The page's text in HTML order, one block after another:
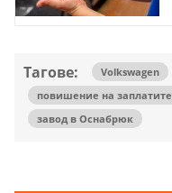
Тагове: Volkswagen
повишение на заплатите
завод в Оснабрюк